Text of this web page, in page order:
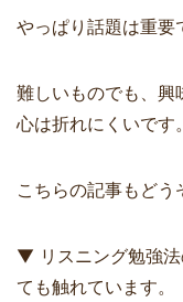
やっぱり話題は重要
難しいものでも、興
心は折れにくいです。
こちらの記事もどう
▼ リスニング勉強法
ても触れています。